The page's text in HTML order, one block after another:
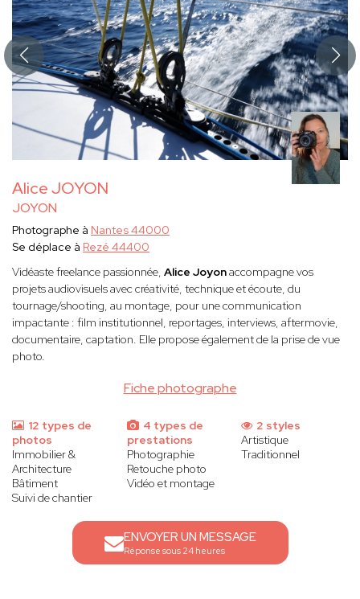
Alice JOYON
JOYON
Fiche photographe
Photographe à Nantes 44000
Se déplace à Rezé 44400
Vidéaste freelance passionnée, Alice Joyonaccompagne vos
projets audiovisuels avec créativité, technique et écoute, du
tournage/shooting, au montage, pour une communication
impactante : film institutionnel, reportages, interviews, aftermovie,
documentaire, captation. Elle propose également de la prise de vue
photo.
12 types de
photos
Immobilier &
Architecture
Bâtiment
Suivi de chantier
4 types de
prestations
Photographie
Retouche photo
Vidéo et montage
2 styles
Artistique
Traditionnel
ENVOYER UN MESSAGE
Réponse sous 24 heures